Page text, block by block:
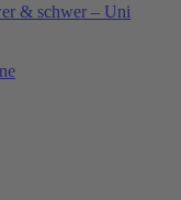
& schwer – Uni